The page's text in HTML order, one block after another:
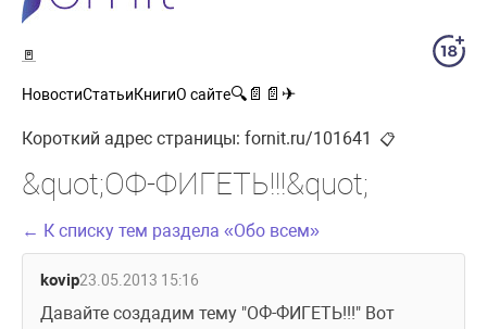
🚪
НовостиСтатьиКнигиО сайте🔍 📄 📄 ✈
Короткий адрес страницы: fornit.ru/101641 📋
&quot;ОФ-ФИГЕТЬ!!!&quot;
← К списку тем раздела «Обо всем»
kovip23.05.2013 15:16
Давайте создадим тему "ОФ-ФИГЕТЬ!!!" Вот